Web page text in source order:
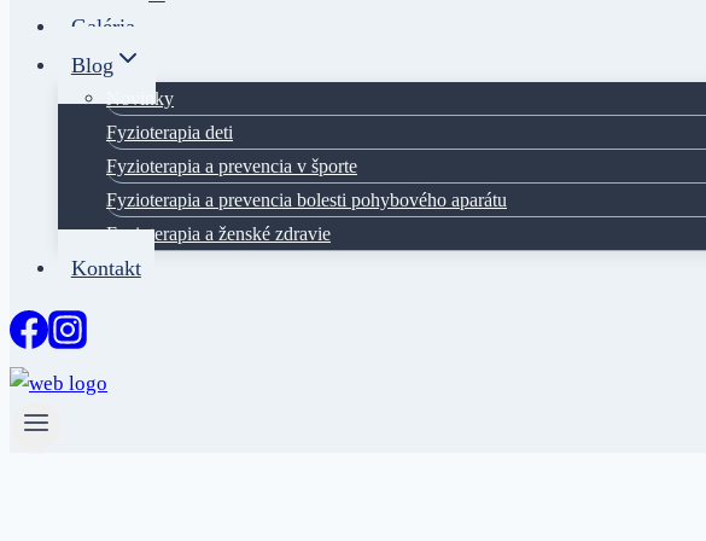
Galéria
Blog
Novinky
Fyzioterapia deti
Fyzioterapia a prevencia v športe
Fyzioterapia a prevencia bolesti pohybového aparátu
Fyzioterapia a ženské zdravie
Kontakt